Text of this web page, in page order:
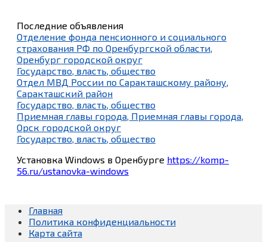
Последние объявления
Отделение фонда пенсионного и социального
страхования РФ по Оренбургской области,
Оренбург городской округ
Государство, власть, общество
Отдел МВД России по Саракташскому району,
Саракташский район
Государство, власть, общество
Приемная главы города, Приемная главы города,
Орск городской округ
Государство, власть, общество
Установка Windows в Оренбурге https://komp-
56.ru/ustanovka-windows
Главная
Политика конфиденциальности
Карта сайта